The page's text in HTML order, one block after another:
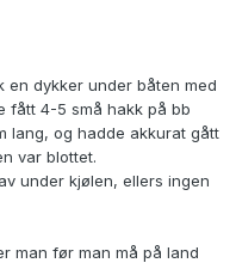
en dykker under båten med
fått 4-5 små hakk på bb
lang, og hadde akkurat gått
var blottet.
under kjølen, ellers ingen
man før man må på land